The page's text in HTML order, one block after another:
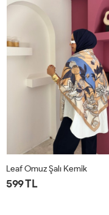
Leaf Omuz Şalı Kemik
599 TL